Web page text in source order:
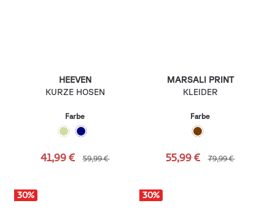
HEEVEN
KURZE HOSEN
Farbe
41,99 € 59,99 €
MARSALI PRINT
KLEIDER
Farbe
55,99 € 79,99 €
30% 30%